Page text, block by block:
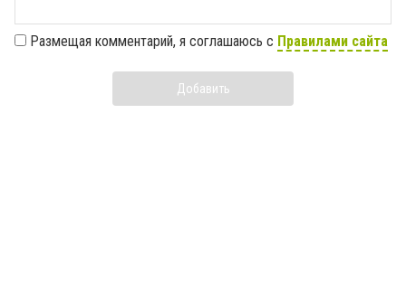
Размещая комментарий, я соглашаюсь с Правилами сайта
Добавить